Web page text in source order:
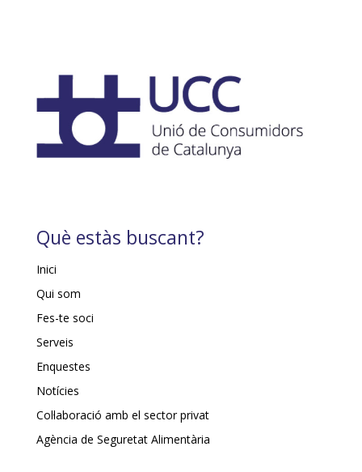
Què estàs buscant?
Inici
Qui som
Fes-te soci
Serveis
Enquestes
Notícies
Col·laboració amb el sector privat
Agència de Seguretat Alimentària